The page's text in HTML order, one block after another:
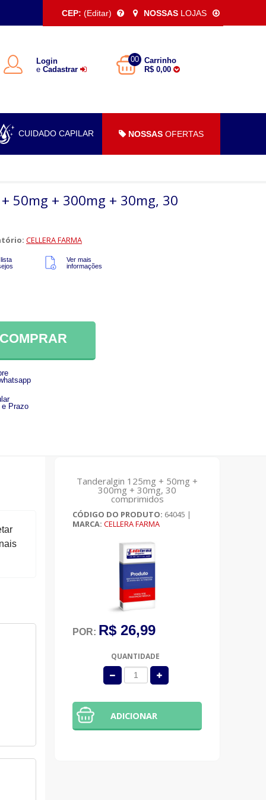
CEP: (Editar) NOSSAS LOJAS
Login
e Cadastrar
00
Carrinho
R$ 0,00
CUIDADO CAPILAR NOSSAS OFERTAS
50mg + 300mg + 30mg, 30
CELLERA FARMA
Ver mais
informações
e Prazo
Tanderalgin 125mg + 50mg +
300mg + 30mg, 30
comprimidos
CÓDIGO DO PRODUTO: 64045 |
MARCA: CELLERA FARMA
POR: R$ 26,99
QUANTIDADE
ADICIONAR